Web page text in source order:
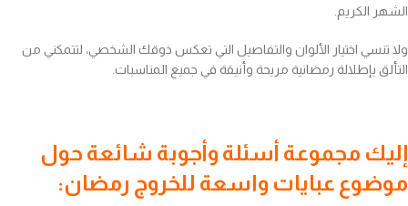
الشهر الكريم.
ولا تنسي اختيار الألوان والتفاصيل التي تعكس ذوقك الشخصي، لتتمكني من
التألق بإطلالة رمضانية مريحة وأنيقة في جميع المناسبات.
إليك مجموعة أسئلة وأجوبة شائعة حول
موضوع عبايات واسعة للخروج رمضان: